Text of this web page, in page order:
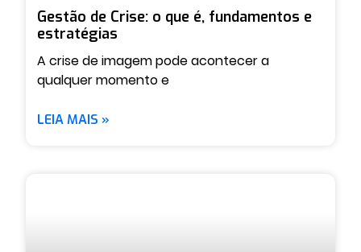
Gestão de Crise: o que é, fundamentos e
estratégias
A crise de imagem pode acontecer a
qualquer momento e
LEIA MAIS »